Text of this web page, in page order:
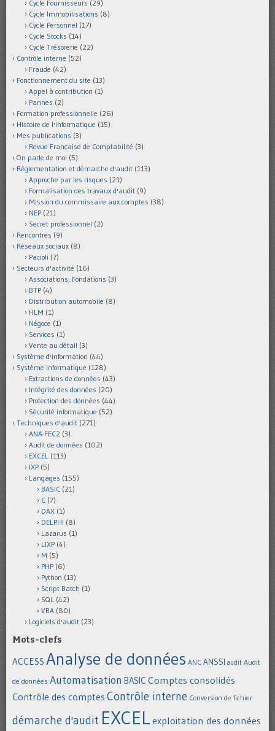
Cycle Fournisseurs (29)
Cycle Immobilisations (8)
Cycle Personnel (17)
Cycle Stocks (14)
Cycle Trésorerie (22)
Contrôle interne (52)
Fraude (42)
Fonctionnement du site (13)
Appel à contribution (1)
Pannes (2)
Formation professionnelle (26)
Histoire de l'informatique (15)
Mes publications (3)
Revue Française de Comptabilité (3)
On parle de moi (5)
Réglementation et démarche d'audit (113)
Approche par les risques (21)
Formalisation des travaux d'audit (9)
Mission du commissaire aux comptes (38)
NEP (21)
Secret professionnel (2)
Rencontres (9)
Réseaux sociaux (8)
Pacioli (7)
Secteurs d'activité (16)
Associations, Fondations (3)
BTP (4)
Distribution automobile (8)
HLM (1)
Négoce (1)
Services (1)
Vente au détail (3)
Système d'information (44)
Système informatique (128)
Extractions de données (43)
Intégrité des données (20)
Protection des données (44)
Sécurité informatique (52)
Techniques d'audit (271)
ANA-FEC2 (3)
Audit de données (102)
EXCEL (113)
IXP (5)
Langages (155)
BASIC (21)
C (7)
DAX (1)
DELPHI (8)
Lazarus (1)
LIXP (4)
M (5)
PHP (6)
Python (13)
Script Batch (1)
SQL (42)
VBA (80)
Logiciels d'audit (23)
Mots-clefs
ACCESS Analyse de données ANC ANSSI audit Audit
de données Automatisation BASIC Comptes consolidés
Contrôle des comptes Contrôle interne Conversion de fichier
démarche d'audit EXCEL exploitation des données